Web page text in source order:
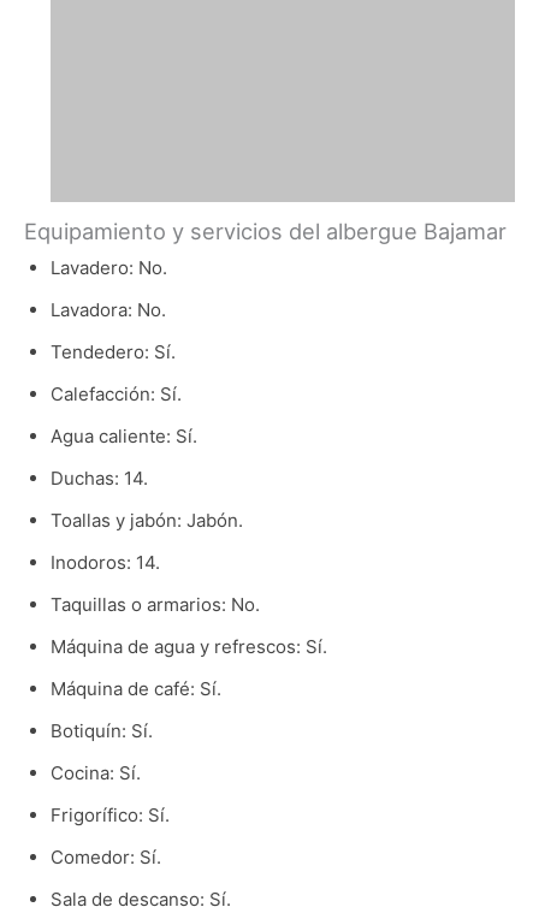
Equipamiento y servicios del albergue Bajamar
Lavadero: No.
Lavadora: No.
Tendedero: Sí.
Calefacción: Sí.
Agua caliente: Sí.
Duchas: 14.
Toallas y jabón: Jabón.
Inodoros: 14.
Taquillas o armarios: No.
Máquina de agua y refrescos: Sí.
Máquina de café: Sí.
Botiquín: Sí.
Cocina: Sí.
Frigorífico: Sí.
Comedor: Sí.
Sala de descanso: Sí.